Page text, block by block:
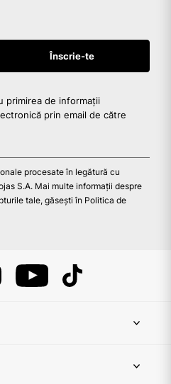
primirea de informații
prin email de către
procesate în legătură cu
S.A. Mai multe informații despre
tale, găsești în Politica de